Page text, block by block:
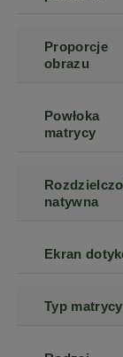
Proporcje
obrazu
Powłoka
matrycy
natywna
Ekran
Typ matrycy